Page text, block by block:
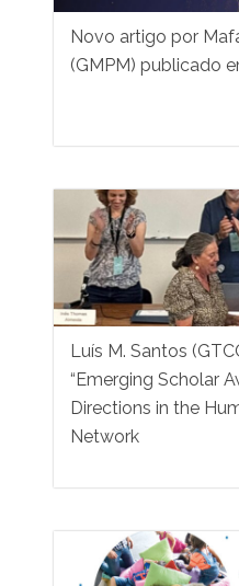
Novo artigo por
(GMPM) publicado
Luís M. Santos
“Emerging Scholar
Directions in the
Network